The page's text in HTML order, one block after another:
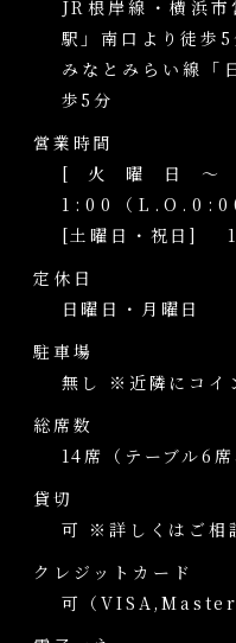
JR根岸線・横浜
駅」南口より徒歩5
みなとみらい線「
歩5分
営業時間
[火曜日～
1:00（
[土曜日・祝日]
定休日
日曜日・月曜日
駐車場
無し ※近隣にコイ
総席数
14席（テーブル6
貸切
可 ※詳しくはご相
クレジットカード
可（